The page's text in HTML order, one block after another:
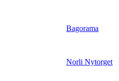
Bagorama
Norli Nytorget